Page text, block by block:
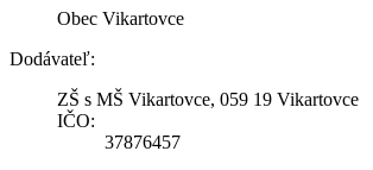
Obec Vikartovce
Dodávateľ:
ZŠ s MŠ Vikartovce, 059 19 Vikartovce
IČO:
37876457